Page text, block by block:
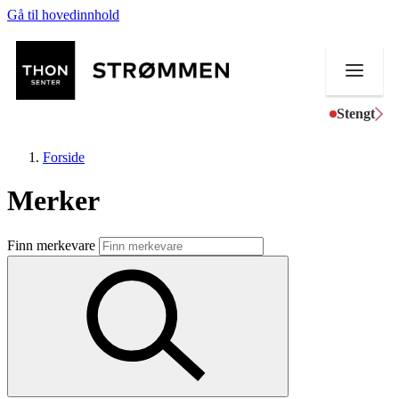
Gå til hovedinnhold
Stengt
Butikker
Mat og drikke
Aktiviteter
Forside
Merker
Finn merkevare